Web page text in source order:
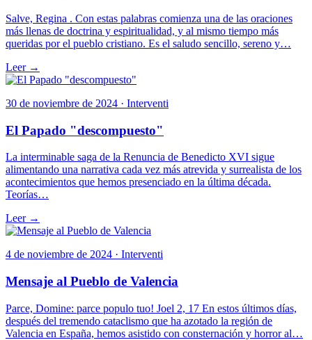
Salve, Regina . Con estas palabras comienza una de las oraciones
más llenas de doctrina y espiritualidad, y al mismo tiempo más
queridas por el pueblo cristiano. Es el saludo sencillo, sereno y…
Leer →
30 de noviembre de 2024 · Interventi
El Papado "descompuesto"
La interminable saga de la Renuncia de Benedicto XVI sigue
alimentando una narrativa cada vez más atrevida y surrealista de los
acontecimientos que hemos presenciado en la última década.
Teorías…
Leer →
4 de noviembre de 2024 · Interventi
Mensaje al Pueblo de Valencia
Parce, Domine: parce populo tuo! Joel 2, 17 En estos últimos días,
después del tremendo cataclismo que ha azotado la región de
Valencia en España, hemos asistido con consternación y horror al…